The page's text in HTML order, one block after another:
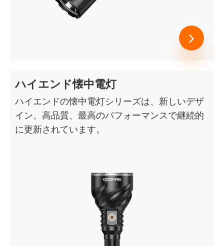
ハイエンド懐中電灯
ハイエンドの懐中電灯シリーズは、新しいデザ
イン、高品質、最高のパフォーマンスで継続的
に更新されています。